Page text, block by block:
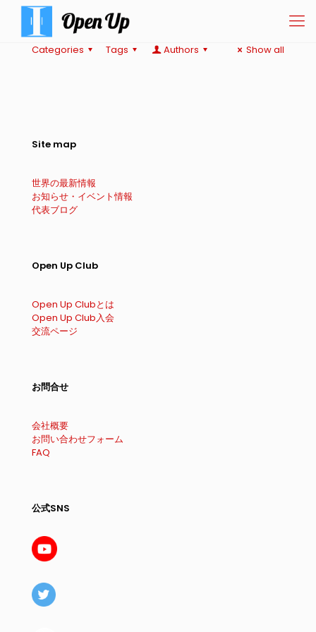
Categories Tags Authors Show all
Site map
世界の最新情報
お知らせ・イベント情報
代表ブログ
Open Up Club
Open Up Clubとは
Open Up Club入会
交流ページ
お問合せ
会社概要
お問い合わせフォーム
FAQ
公式SNS